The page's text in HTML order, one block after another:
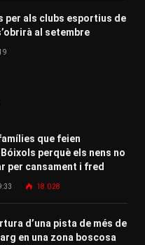
per als clubs esportius de
al setembre
que feien
perquè els nens no
per cansament i fred
18.028
d’una pista de més de
en una zona boscosa